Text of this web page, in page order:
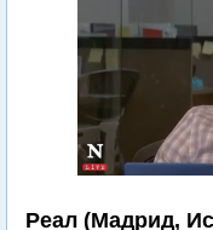
Реал (Мадрид,